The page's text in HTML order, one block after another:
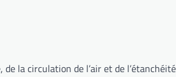
la circulation de l’air et de